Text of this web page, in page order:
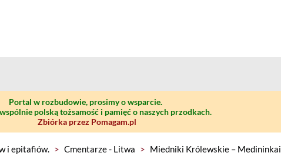
Portal w rozbudowie, prosimy o wsparcie.
polską tożsamość i pamięć o naszych przodkach.
Zbiórka przez Pomagam.pl
i epitafiów. > Cmentarze - Litwa > Miedniki Królewskie – Medininkai